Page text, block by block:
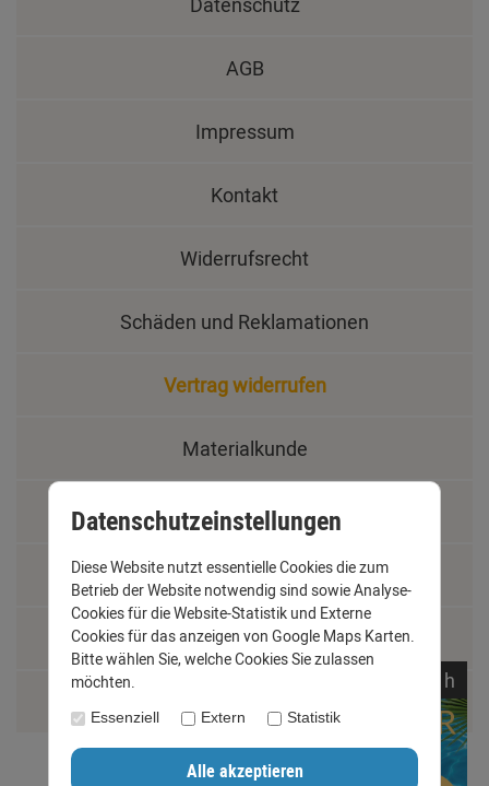
AGB
Impressum
Kontakt
Widerrufsrecht
Schäden und Reklamationen
Vertrag widerrufen
Materialkunde
Fachbegriffe
Jobs
Montage und Installationshilfen
h
Datenschutzeinstellungen
Diese Website nutzt essentielle Cookies die zum
Betrieb der Website notwendig sind sowie Analyse-
Cookies für die Website-Statistik und Externe
Cookies für das anzeigen von Google Maps Karten.
Bitte wählen Sie, welche Cookies Sie zulassen
möchten.
Essenziell Extern Statistik